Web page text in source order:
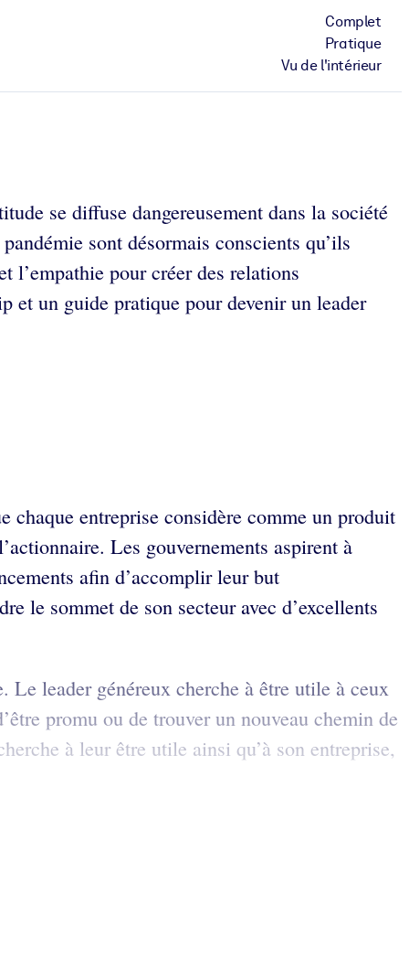
Complet
Pratique
Vu de l'intérieur
se diffuse dangereusement dans la société
sont désormais conscients qu’ils
l’empathie pour créer des relations
et un guide pratique pour devenir un leader
chaque entreprise considère comme un produit
Les gouvernements aspirent à
afin d’accomplir leur but
le sommet de son secteur avec d’excellents
Le leader généreux cherche à être utile à ceux
promu ou de trouver un nouveau chemin de
à leur être utile ainsi qu’à son entreprise,